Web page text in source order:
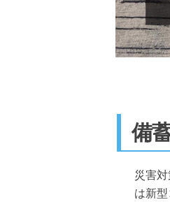
備
災害
は新